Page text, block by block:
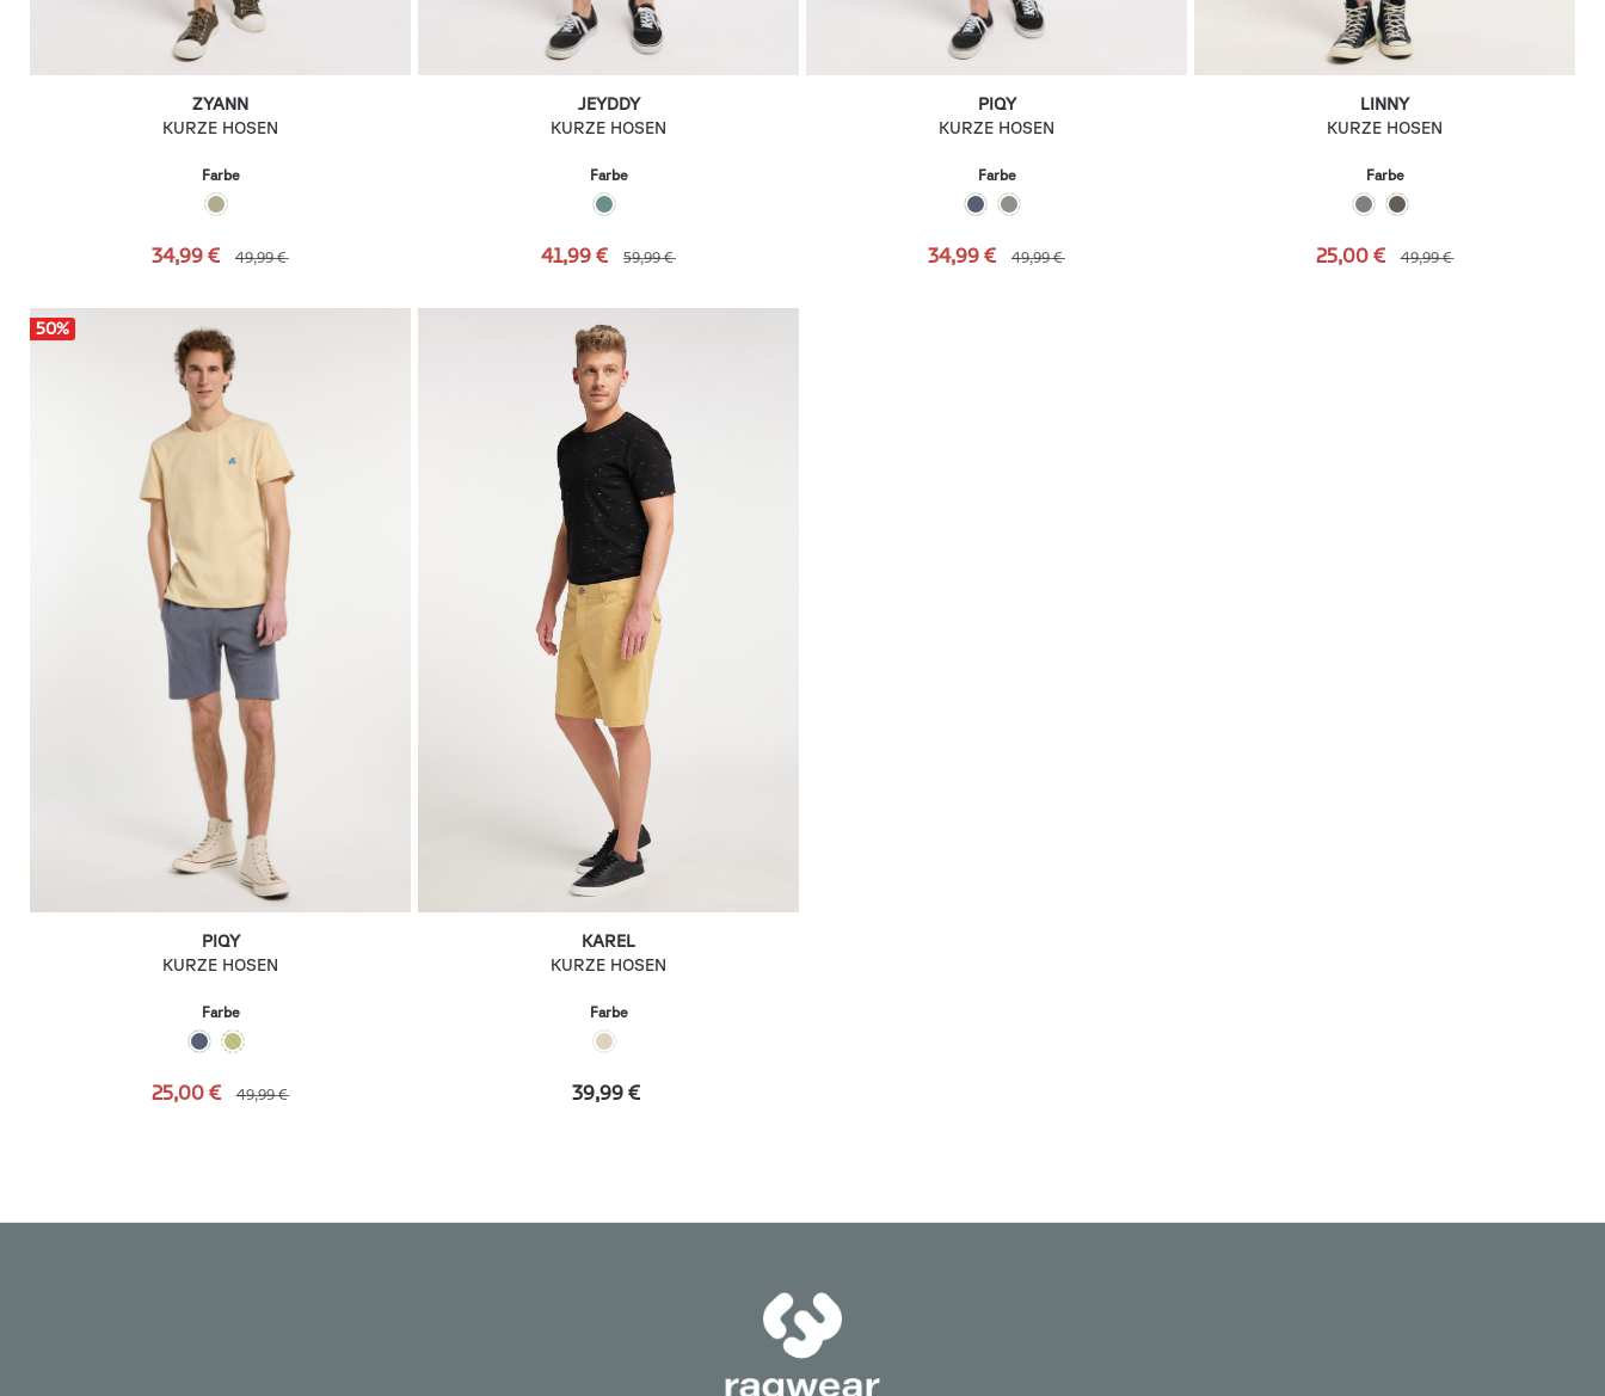
ZYANN
KURZE HOSEN
Farbe
34,99 € 49,99 €
JEYDDY
KURZE HOSEN
Farbe
41,99 € 59,99 €
PIQY
KURZE HOSEN
Farbe
34,99 € 49,99 €
LINNY
KURZE HOSEN
Farbe
25,00 € 49,99 €
50%
PIQY
KURZE HOSEN
Farbe
25,00 € 49,99 €
KAREL
KURZE HOSEN
Farbe
39,99 €